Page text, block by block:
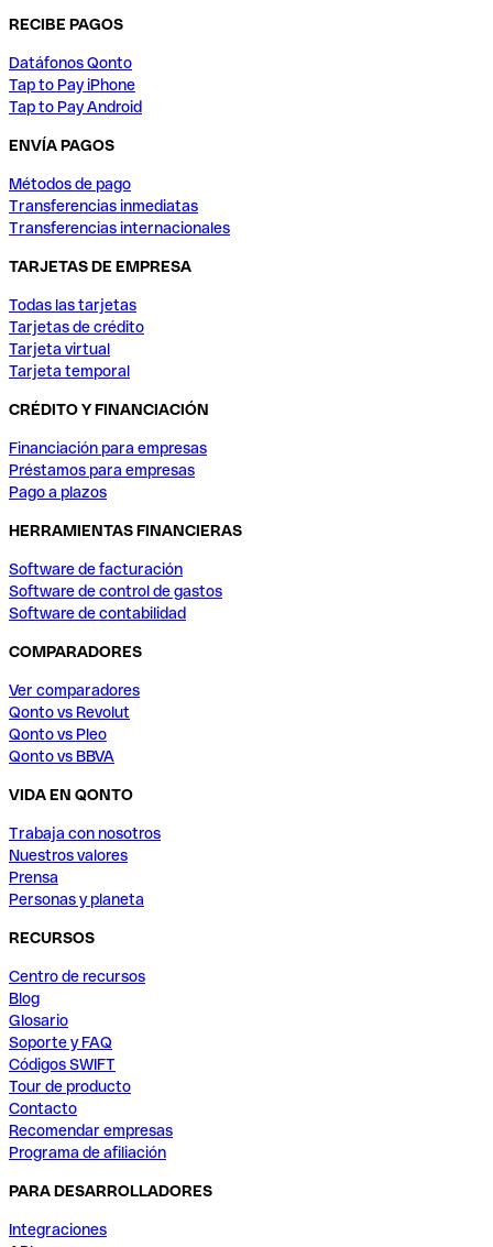
RECIBE PAGOS
Datáfonos Qonto
Tap to Pay iPhone
Tap to Pay Android
ENVÍA PAGOS
Métodos de pago
Transferencias inmediatas
Transferencias internacionales
TARJETAS DE EMPRESA
Todas las tarjetas
Tarjetas de crédito
Tarjeta virtual
Tarjeta temporal
CRÉDITO Y FINANCIACIÓN
Financiación para empresas
Préstamos para empresas
Pago a plazos
HERRAMIENTAS FINANCIERAS
Software de facturación
Software de control de gastos
Software de contabilidad
COMPARADORES
Ver comparadores
Qonto vs Revolut
Qonto vs Pleo
Qonto vs BBVA
VIDA EN QONTO
Trabaja con nosotros
Nuestros valores
Prensa
Personas y planeta
RECURSOS
Centro de recursos
Blog
Glosario
Soporte y FAQ
Códigos SWIFT
Tour de producto
Contacto
Recomendar empresas
Programa de afiliación
PARA DESARROLLADORES
Integraciones